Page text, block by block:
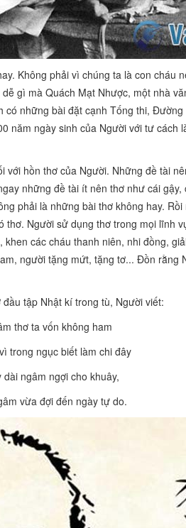
Không phải vì chúng ta là con cháu
gì mà Quách Mạt Nhược, một nhà
có những bài đặt cạnh Tống thi,
năm ngày sinh của Người với tư cách
với hồn thơ của Người. Những đề tài
những đề tài ít nên thơ như cái
phải là những bài thơ không hay.
Người sử dụng thơ trong mọi lĩnh
các cháu thanh niên, nhi đồng,
người tặng mứt, tặng tơ... Đồn rằng
đầu tập Nhật kí trong tù, Người viết:
thơ ta vốn không ham
trong ngục biết làm chi đây
dài ngâm ngợi cho khuây,
vừa đợi đến ngày tự do.